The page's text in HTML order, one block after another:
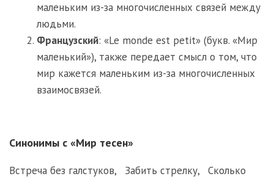
маленьким из-за многочисленных связей между
людьми.
Французский: «Le monde est petit» (букв. «Мир
маленький»), также передает смысл о том, что
мир кажется маленьким из-за многочисленных
взаимосвязей.
Синонимы с «Мир тесен»
Встреча без галстуков, Забить стрелку, Сколько